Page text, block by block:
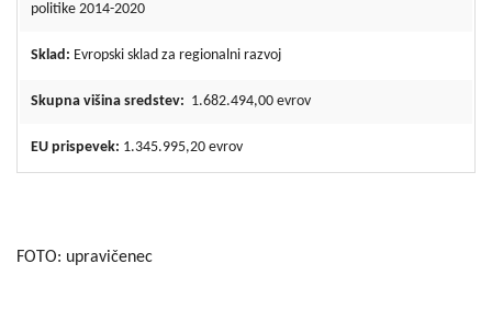
politike 2014-2020
Sklad: Evropski sklad za regionalni razvoj
Skupna višina sredstev: 1.682.494,00 evrov
EU prispevek: 1.345.995,20 evrov
FOTO: upravičenec